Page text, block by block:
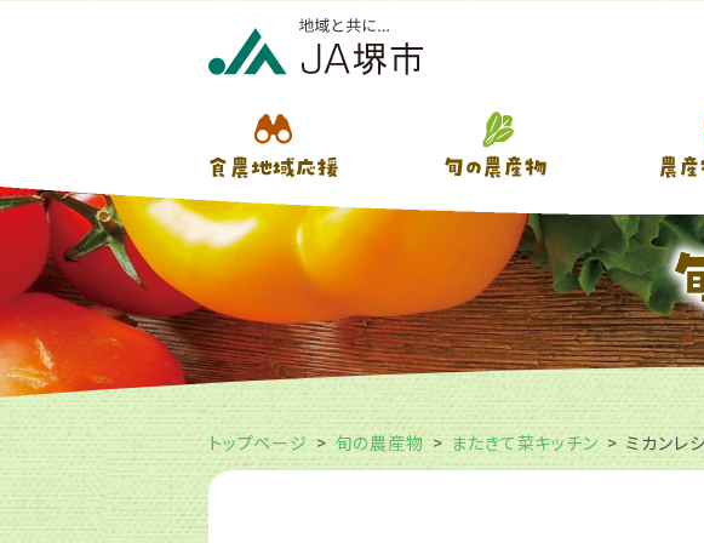
トップページ 旬の農産物 またきて菜キッチン ミカンレ